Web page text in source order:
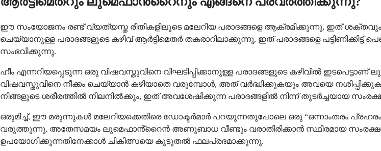
ഈ സംയോജനം രണ്ട് വ്യത്യസ്ത രീതികളിലൂടെ മലേറിയ പരാദങ്ങളെ ആക്രമിക്കുന്നു, ഇത്
ചെയ്യാനുള്ള പരാദങ്ങളുടെ കഴിവ് ആർട്ടിമെതർ തകരാറിലാക്കുന്നു, ഇത് പരാദങ്ങളെ
സംഭവിക്കുന്നു.
ഹീം എന്നറിയപ്പെടുന്ന ഒരു വിഷവസ്തുവിനെ വിഘടിപ്പിക്കാനുള്ള പരാദങ്ങളുടെ കഴിവിൽ
വിഷവസ്തുവിനെ നീക്കം ചെയ്യാൻ കഴിയാതെ വരുമ്പോൾ, അത് വർദ്ധിക്കുകയും അവയെ
നിങ്ങളുടെ ശരീരത്തിൽ നിലനിൽക്കും, ഇത് അവശേഷിക്കുന്ന പരാദങ്ങളിൽ നിന്ന് തുടർച്ചയായ
ഒരുമിച്ച്, ഈ മരുന്നുകൾ മലേറിയക്കെതിരെ ഡോക്ടർമാർ പറയുന്നതുപോലെ ഒരു “ഒന്നാംതരം
വരുത്തുന്നു, അതേസമയം ലുമെഫാൻ്റൈൻ അണുബാധ വീണ്ടും വരാതിരിക്കാൻ സ്ഥിരമായ
ഉപയോഗിക്കുന്നതിനേക്കാൾ ചികിത്സയെ കൂടുതൽ ഫലപ്രദമാക്കുന്നു.